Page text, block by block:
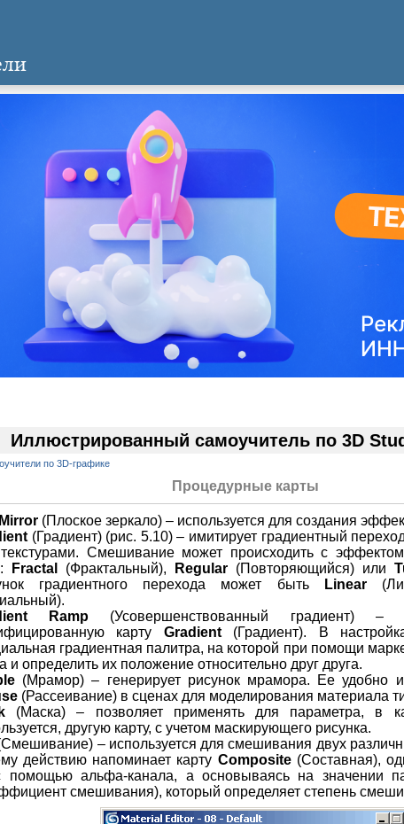
Иллюстрированный самоучитель по 3D
по 3D-графике
Процедурные карты
(Плоское зеркало) – используется для создания
(Градиент) (рис. 5.10) – имитирует градиентный
Смешивание может происходить с эффектом
Fractal (Фрактальный), Regular (Повторяющийся) или
градиентного перехода может быть
Linear
Ramp (Усовершенствованный градиент) –
карту Gradient(Градиент). В
градиентная палитра, на которой при помощи
и определить их положение относительно друг друга.
(Мрамор) – генерирует рисунок мрамора. Ее удобно
(Рассеивание) в сценах для моделирования материала
(Маска) – позволяет применять для параметра, в
другую карту, с учетом маскирующего рисунка.
– используется для смешивания двух
действию напоминает карту Composite(Составная),
помощью альфа-канала, а основываясь на значении
смешивания), который определяет степень